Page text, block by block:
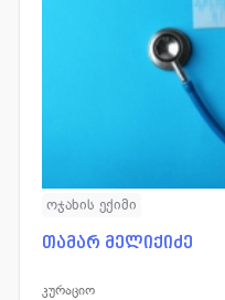
ოჯახის ექიმი
თამარ მელიქიძე
კურაციო